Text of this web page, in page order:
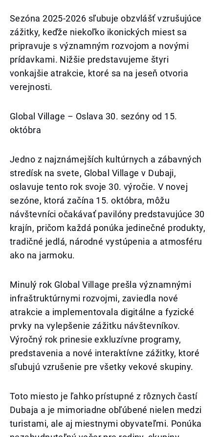
Sezóna 2025-2026 sľubuje obzvlášť vzrušujúce
zážitky, keďže niekoľko ikonických miest sa
pripravuje s významným rozvojom a novými
prídavkami. Nižšie predstavujeme štyri
vonkajšie atrakcie, ktoré sa na jeseň otvoria
verejnosti.
Global Village – Oslava 30. sezóny od 15.
októbra
Jedno z najznámejších kultúrnych a zábavných
stredísk na svete, Global Village v Dubaji,
oslavuje tento rok svoje 30. výročie. V novej
sezóne, ktorá začína 15. októbra, môžu
návštevníci očakávať pavilóny predstavujúce 30
krajín, pričom každá ponúka jedinečné produkty,
tradičné jedlá, národné vystúpenia a atmosféru
ako na jarmoku.
Minulý rok Global Village prešla významnými
infraštruktúrnymi rozvojmi, zaviedla nové
atrakcie a implementovala digitálne a fyzické
prvky na vylepšenie zážitku návštevníkov.
Výročný rok prinesie exkluzívne programy,
predstavenia a nové interaktívne zážitky, ktoré
sľubujú vzrušenie pre všetky vekové skupiny.
Toto miesto je ľahko prístupné z rôznych častí
Dubaja a je mimoriadne obľúbené nielen medzi
turistami, ale aj miestnymi obyvateľmi. Ponúka